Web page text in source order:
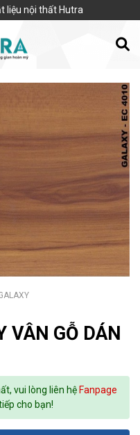
liệu nội thất Hutra
VÂN GỖ DÁN
vui lòng liên hệ Fanpage
cho bạn!